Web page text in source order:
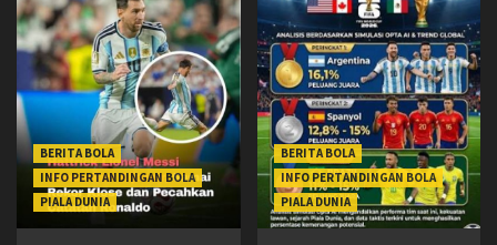
BERITA BOLA
INFO PERTANDINGAN BOLA
PIALA DUNIA
BERITA BOLA
INFO PERTANDINGAN BOLA
PIALA DUNIA